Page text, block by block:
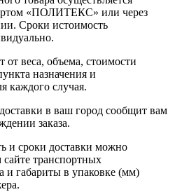
«ПОЛИТЕКС» или через
Сроки истоимость
от веса, объема, стоимости
назначения и
каждого случая.
в ваш город сообщит вам
заказа.
и сроки доставки можно
транспортных
и габариты в упаковке (мм)